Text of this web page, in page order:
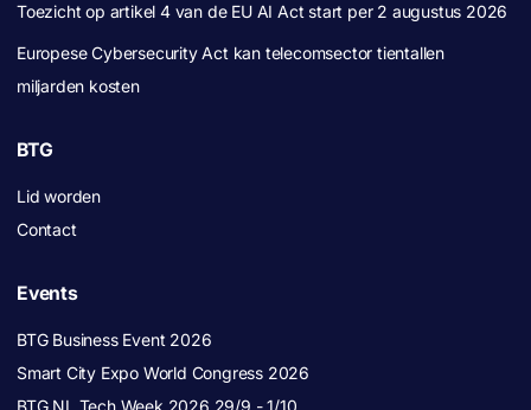
Toezicht op artikel 4 van de EU AI Act start per 2 augustus 2026
Europese Cybersecurity Act kan telecomsector tientallen
miljarden kosten
BTG
Lid worden
Contact
Events
BTG Business Event 2026
Smart City Expo World Congress 2026